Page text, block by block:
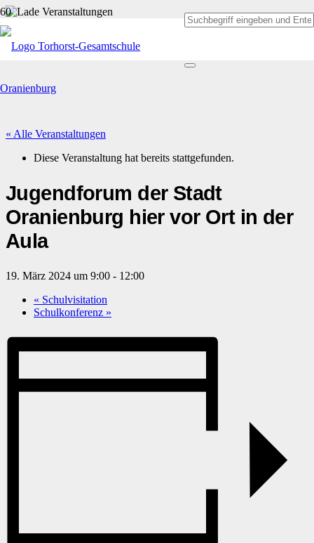
« Alle Veranstaltungen
Diese Veranstaltung hat bereits stattgefunden.
Jugendforum der Stadt
Oranienburg hier vor Ort in der
Aula
19. März 2024 um 9:00 - 12:00
« Schulvisitation
Schulkonferenz »